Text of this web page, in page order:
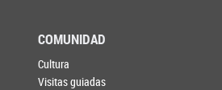
COMUNIDAD
Cultura
Visitas guiadas